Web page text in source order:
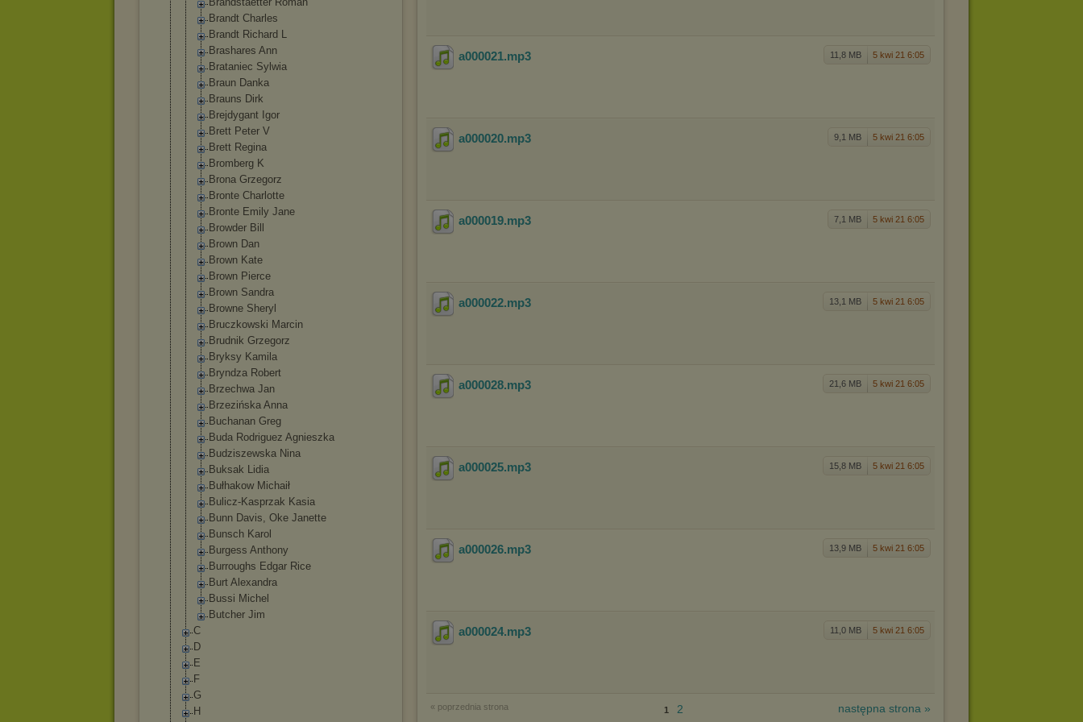
Brandt Charles
Brandt Richard L
Brashares Ann
Brataniec Sylwia
Braun Danka
Brauns Dirk
Brejdygant Igor
Brett Peter V
Brett Regina
Bromberg K
Brona Grzegorz
Bronte Charlotte
Bronte Emily Jane
Browder Bill
Brown Dan
Brown Kate
Brown Pierce
Brown Sandra
Browne Sheryl
Bruczkowski Marcin
Brudnik Grzegorz
Bryksy Kamila
Bryndza Robert
Brzechwa Jan
Brzezińska Anna
Buchanan Greg
Buda Rodriguez Agnieszka
Budziszewska Nina
Buksak Lidia
Bułhakow Michaił
Bulicz-Kasprzak Kasia
Bunn Davis, Oke Janette
Bunsch Karol
Burgess Anthony
Burroughs Edgar Rice
Burt Alexandra
Bussi Michel
Butcher Jim
C
D
E
F
G
H
11,8 MB 5 kwi 21 6:05
a000021.mp3
9,1 MB 5 kwi 21 6:05
a000020.mp3
7,1 MB 5 kwi 21 6:05
a000019.mp3
13,1 MB 5 kwi 21 6:05
a000022.mp3
21,6 MB 5 kwi 21 6:05
a000028.mp3
15,8 MB 5 kwi 21 6:05
a000025.mp3
13,9 MB 5 kwi 21 6:05
a000026.mp3
11,0 MB 5 kwi 21 6:05
a000024.mp3
« poprzednia strona następna strona »
1 2